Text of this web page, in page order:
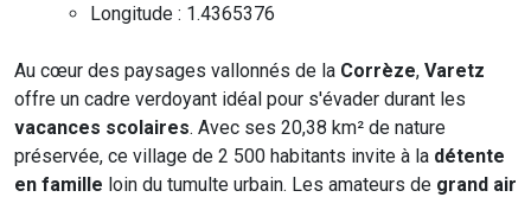
Longitude : 1.4365376
Au cœur des paysages vallonnés de la Corrèze, Varetz
offre un cadre verdoyant idéal pour s'évader durant les
vacances scolaires. Avec ses 20,38 km² de nature
préservée, ce village de 2 500 habitants invite à la détente
en famille loin du tumulte urbain. Les amateurs de grand air